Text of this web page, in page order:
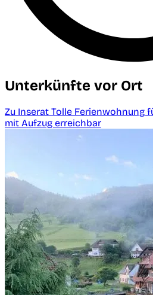
Unterkünfte vor Ort
Zu Inserat Tolle Ferienwohnung
mit Aufzug erreichbar